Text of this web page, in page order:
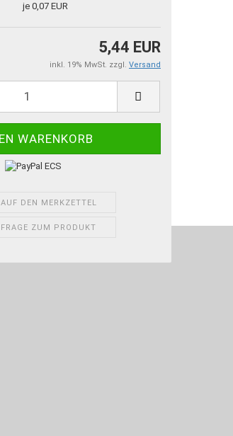
je 0,07 EUR
5,44 EUR
inkl. 19% MwSt. zzgl. Versand
AUF DEN MERKZETTEL
FRAGE ZUM PRODUKT